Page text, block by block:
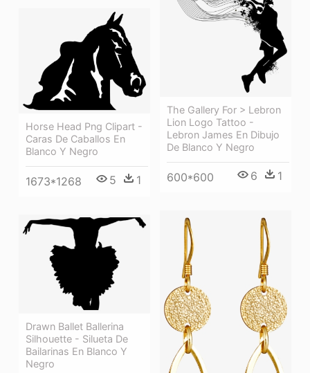
The Gallery For > Lebron
Lion Logo Tattoo -
Lebron James En Dibujo
De Blanco Y Negro
600*600 6 1
Horse Head Png Clipart -
Caras De Caballos En
Blanco Y Negro
1673*1268 5 1
Drawn Ballet Ballerina
Silhouette - Silueta De
Bailarinas En Blanco Y
Negro